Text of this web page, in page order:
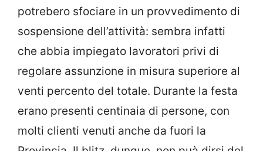
potrebero sfociare in un provvedimento di
sospensione dell’attività: sembra infatti
che abbia impiegato lavoratori privi di
regolare assunzione in misura superiore al
venti percento del totale. Durante la festa
erano presenti centinaia di persone, con
molti clienti venuti anche da fuori la